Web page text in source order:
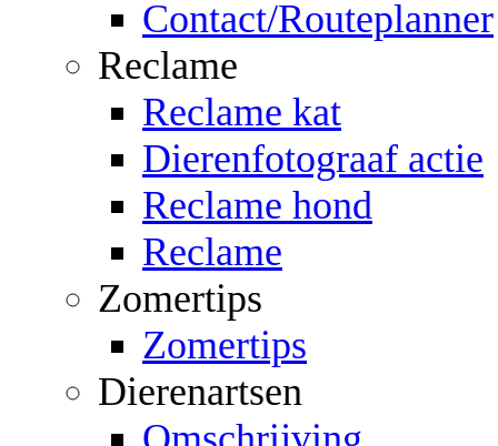
Contact/Routeplanner
Reclame
Reclame kat
Dierenfotograaf actie
Reclame hond
Reclame
Zomertips
Zomertips
Dierenartsen